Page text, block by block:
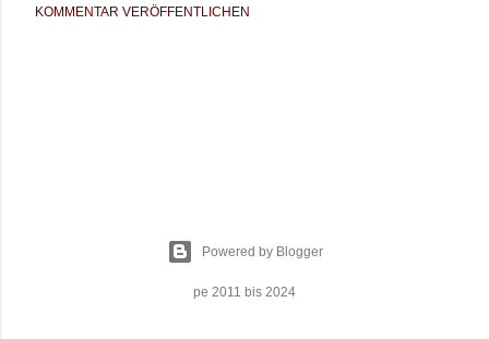
KOMMENTAR VERÖFFENTLICHEN
Powered by Blogger
pe 2011 bis 2024